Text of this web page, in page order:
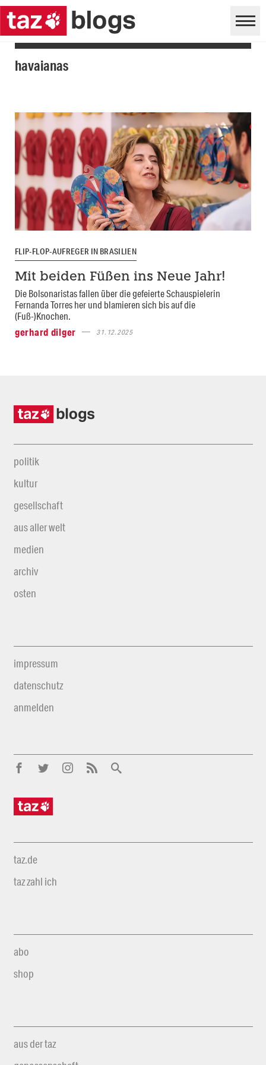
havaianas
FLIP-FLOP-AUFREGER IN BRASILIEN
Mit beiden Füßen ins Neue Jahr!
Die Bolsonaristas fallen über die gefeierte Schauspielerin
Fernanda Torres her und blamieren sich bis auf die
(Fuß-)Knochen.
gerhard dilger
31.12.2025
politik
kultur
gesellschaft
aus aller welt
medien
archiv
osten
impressum
datenschutz
anmelden
taz.de
taz zahl ich
abo
shop
aus der taz